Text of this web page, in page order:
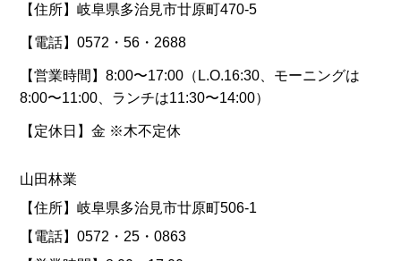
【住所】岐阜県多治見市廿原町470-5
【電話】0572・56・2688
【営業時間】8:00〜17:00（L.O.16:30、モーニングは
8:00〜11:00、ランチは11:30〜14:00）
【定休日】金 ※木不定休
山田林業
【住所】岐阜県多治見市廿原町506-1
【電話】0572・25・0863